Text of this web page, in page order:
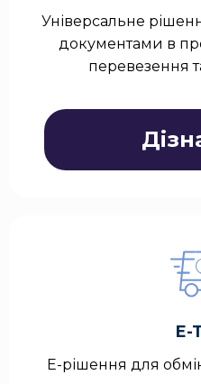
Універсальне
документами в
перевезення
E-
E-рішення для